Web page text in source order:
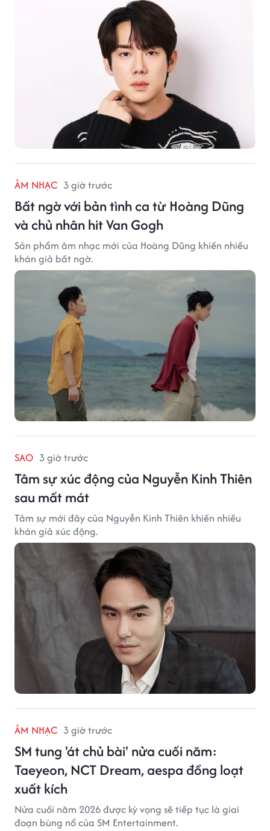
ÂM NHẠC 3 giờ trước
Bất ngờ với bản tình ca từ Hoàng Dũng
và chủ nhân hit Van Gogh
Sản phẩm âm nhạc mới của Hoàng Dũng khiến nhiều
khán giả bất ngờ.
SAO 3 giờ trước
Tâm sự xúc động của Nguyễn Kinh Thiên
sau mất mát
Tâm sự mới đây của Nguyễn Kinh Thiên khiến nhiều
khán giả xúc động.
ÂM NHẠC 3 giờ trước
SM tung 'át chủ bài' nửa cuối năm:
Taeyeon, NCT Dream, aespa đồng loạt
xuất kích
Nửa cuối năm 2026 được kỳ vọng sẽ tiếp tục là giai
đoạn bùng nổ của SM Entertainment.